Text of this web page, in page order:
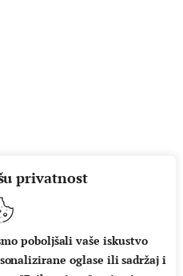
privatnost
poboljšali vaše iskustvo
oglase ili sadržaj i
UVJETI KORIŠTENJA